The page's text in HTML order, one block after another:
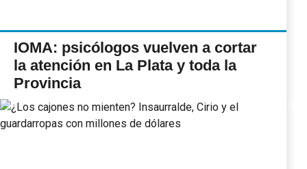
IOMA: psicólogos vuelven a cortar
la atención en La Plata y toda la
Provincia